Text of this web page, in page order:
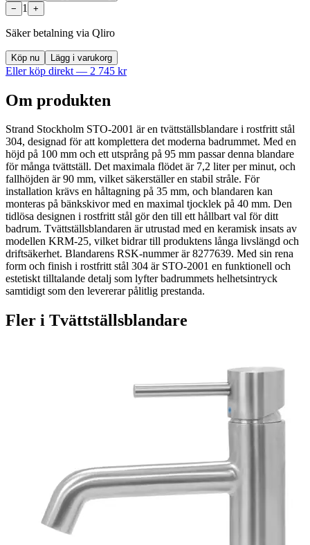
−
1 +
Säker betalning via Qliro
Köp nu Lägg i varukorg
Eller köp direkt — 2 745 kr
Om produkten
Strand Stockholm STO-2001 är en tvättställsblandare i rostfritt stål
304, designad för att komplettera det moderna badrummet. Med en
höjd på 100 mm och ett utsprång på 95 mm passar denna blandare
för många tvättställ. Det maximala flödet är 7,2 liter per minut, och
fallhöjden är 90 mm, vilket säkerställer en stabil stråle. För
installation krävs en håltagning på 35 mm, och blandaren kan
monteras på bänkskivor med en maximal tjocklek på 40 mm. Den
tidlösa designen i rostfritt stål gör den till ett hållbart val för ditt
badrum. Tvättställsblandaren är utrustad med en keramisk insats av
modellen KRM-25, vilket bidrar till produktens långa livslängd och
driftsäkerhet. Blandarens RSK-nummer är 8277639. Med sin rena
form och finish i rostfritt stål 304 är STO-2001 en funktionell och
estetiskt tilltalande detalj som lyfter badrummets helhetsintryck
samtidigt som den levererar pålitlig prestanda.
Fler i Tvättställsblandare